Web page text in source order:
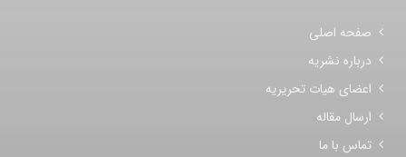
صفحه اصلی
درباره نشریه
اعضای هیات تحریریه
ارسال مقاله
تماس با ما